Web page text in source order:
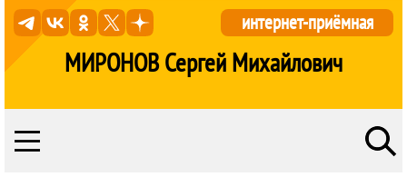
МИРОНОВ Сергей Михайлович
интернет-приёмная